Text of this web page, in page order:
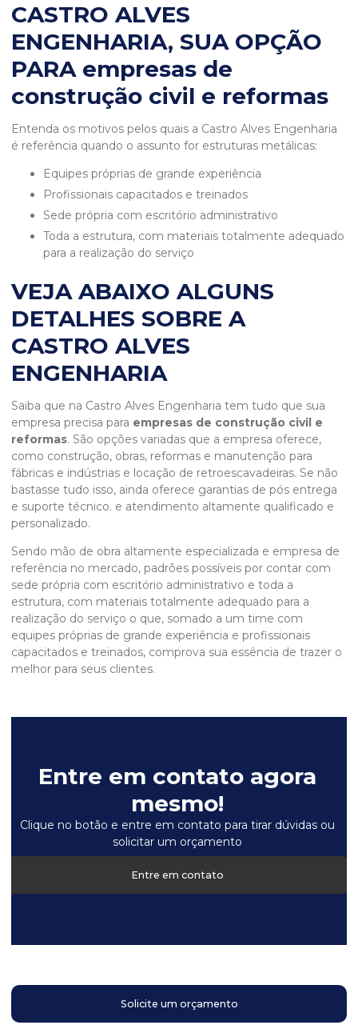
CASTRO ALVES
ENGENHARIA, SUA OPÇÃO
PARA empresas de
construção civil e reformas
Entenda os motivos pelos quais a Castro Alves Engenharia
é referência quando o assunto for estruturas metálicas:
equipes próprias de grande experiência
profissionais capacitados e treinados
sede própria com escritório administrativo
toda a estrutura, com materiais totalmente adequado
para a realização do serviço
VEJA ABAIXO ALGUNS
DETALHES SOBRE A
CASTRO ALVES
ENGENHARIA
Saiba que na Castro Alves Engenharia tem tudo que sua
empresa precisa para empresas de construção civil e
reformas. São opções variadas que a empresa oferece,
como construção, obras, reformas e manutenção para
fábricas e indústrias e locação de retroescavadeiras. Se não
bastasse tudo isso, ainda oferece garantias de pós entrega
e suporte técnico. e atendimento altamente qualificado e
personalizado.
Sendo mão de obra altamente especializada e empresa de
referência no mercado, padrões possíveis por contar com
sede própria com escritório administrativo e toda a
estrutura, com materiais totalmente adequado para a
realização do serviço o que, somado a um time com
equipes próprias de grande experiência e profissionais
capacitados e treinados, comprova sua essência de trazer o
melhor para seus clientes.
Entre em contato agora
mesmo!
Clique no botão e entre em contato para tirar dúvidas ou
solicitar um orçamento
Entre em contato
Solicite um orçamento